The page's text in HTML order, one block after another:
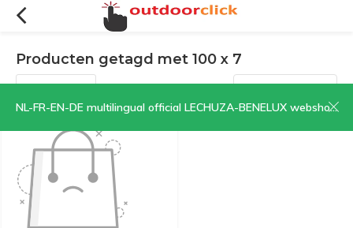
NL-FR-EN-DE multilingual official LECHUZA-BENELUX webshop | CLICK HERE NOW!
Producten getagd met 100 x 7
Filters Sorteren op: